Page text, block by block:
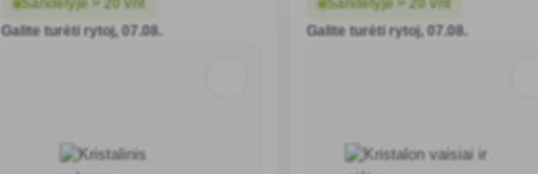
Sandėlyje > 20 vnt
Galite turėti rytoj, 07.08.
Sandėlyje > 20 vnt
Galite turėti rytoj, 07.08.